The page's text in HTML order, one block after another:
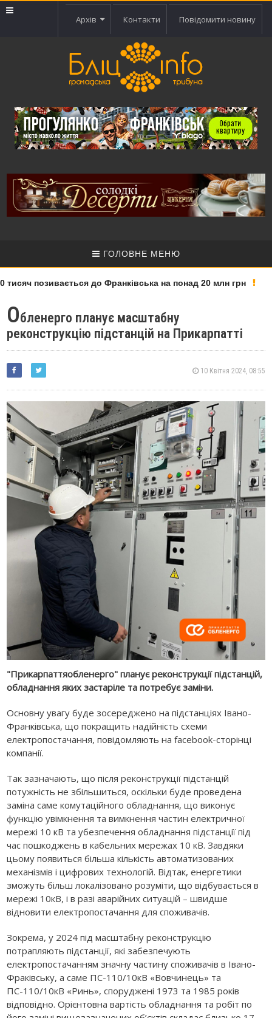
Архів Контакти Повідомити новину
ГОЛОВНЕ МЕНЮ
позивається до Франківська на понад 20 млн грн
Обленерго планує масштабну
реконструкцію підстанцій на Прикарпатті
10 Квітня 2024, 08:55
"Прикарпаттяобленерго" планує реконструкції підстанцій,
обладнання яких застаріле та потребує заміни.
Основну увагу буде зосереджено на підстанціях Івано-
Франківська, що покращить надійність схеми
електропостачання, повідомляють на facebook-сторінці
компанії.
Так зазначають, що після реконструкції підстанцій
потужність не збільшиться, оскільки буде проведена
заміна саме комутаційного обладнання, що виконує
функцію увімкнення та вимкнення частин електричної
мережі 10 кВ та убезпечення обладнання підстанції під
час пошкоджень в кабельних мережах 10 кВ. Завдяки
цьому появиться більша кількість автоматизованих
механізмів і цифрових технологій. Відтак, енергетики
зможуть більш локалізовано розуміти, що відбувається в
мережі 10кВ, і в разі аварійних ситуацій – швидше
відновити електропостачання для споживачів.
Зокрема, у 2024 під масштабну реконструкцію
потрапляють підстанції, які забезпечують
електропостачанням значну частину споживачів в Івано-
Фраківську, а саме ПС-110/10кВ «Вовчинець» та
ПС-110/10кВ «Ринь», споруджені 1973 та 1985 років
відповідно. Орієнтовна вартість обладнання та робіт по